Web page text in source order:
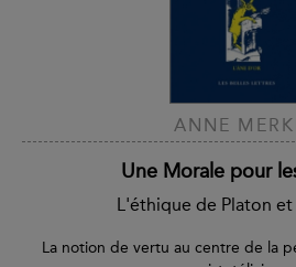
ANNE
Une Morale pour
L'éthique de Platon
La notion de vertu au centre de la